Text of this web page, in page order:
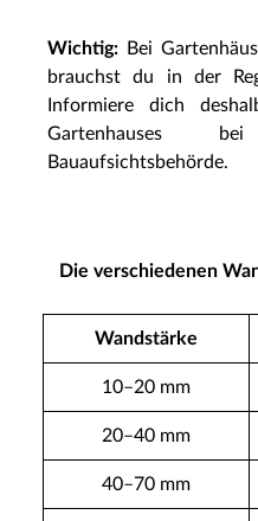
Wichtig: Bei
brauchst du in der
Informiere dich
Gartenhauses
Bauaufsichtsbehörde.
Die verschiedenen
Wandstärke
10–20 mm
20–40 mm
40–70 mm